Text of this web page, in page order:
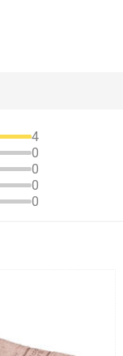
4
0
0
0
0